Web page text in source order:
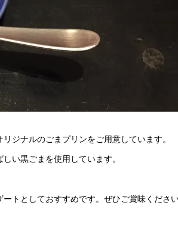
ジナルのごまプリンをご用意しています。
い黒ごまを使用しています。
トとしておすすめです。ぜひご賞味くださ